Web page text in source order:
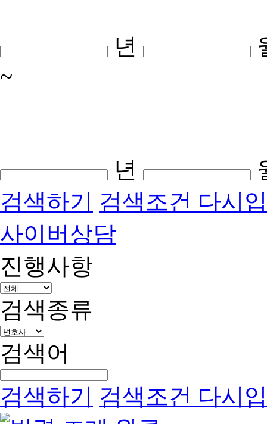
년
~
년
검색하기 검색조건 다시
사이버상담
진행사항
검색종류
검색어
검색하기 검색조건 다시